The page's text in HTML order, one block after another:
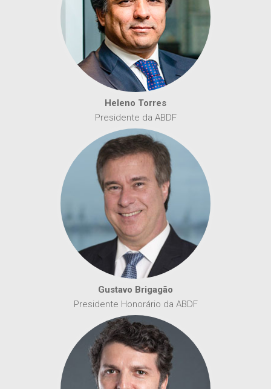
Heleno Torres
Presidente da ABDF
Gustavo Brigagão
Presidente Honorário da ABDF